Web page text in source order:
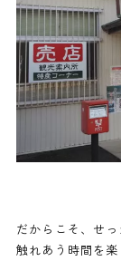
だからこそ、せ
触れあう時間を楽